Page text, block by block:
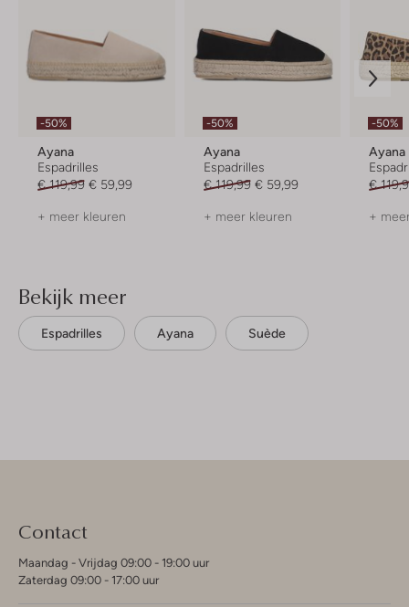
-50%
Ayana
Espadrilles
€ 119,99 € 59,99
+ meer kleuren
-50%
Ayana
Espadrilles
€ 119,99 € 59,99
+ meer kleuren
-50%
Ayana
€
+
Bekijk meer
Espadrilles Ayana Suède
Contact
Maandag - Vrijdag 09:00 - 19:00 uur
Zaterdag 09:00 - 17:00 uur